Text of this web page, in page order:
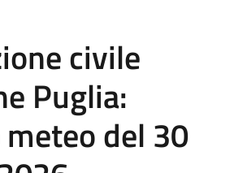
civile
Puglia:
del 30